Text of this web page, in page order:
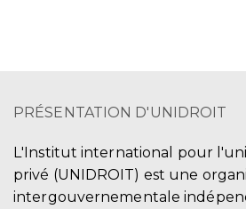
PRÉSENTATION D'UNIDROIT
L'Institut international pour
privé (UNIDROIT) est une
intergouvernementale